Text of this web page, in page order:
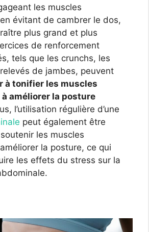
les muscles
évitant de cambrer le dos,
plus grand et plus
de renforcement
tels que les crunchs, les
de jambes, peuvent
à tonifier les muscles
améliorer la posture
l’utilisation régulière d’une
peut également être
les muscles
la posture, ce qui
les effets du stress sur la